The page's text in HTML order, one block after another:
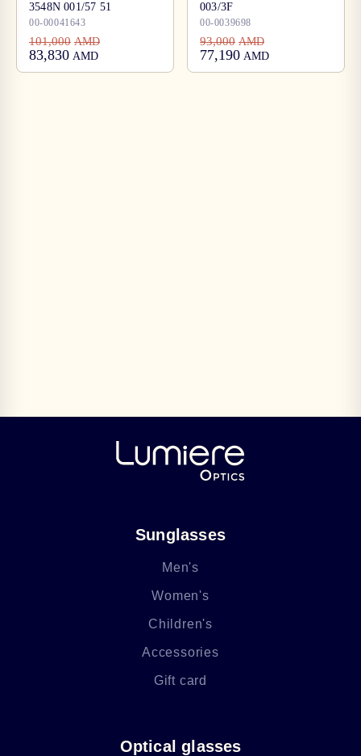
3548N 001/57 51
00-00041643
101,000 AMD
83,830 AMD
003/3F
00-0039698
93,000 AMD
77,190 AMD
Sunglasses
Men's
Women's
Children's
Accessories
Gift card
Optical glasses